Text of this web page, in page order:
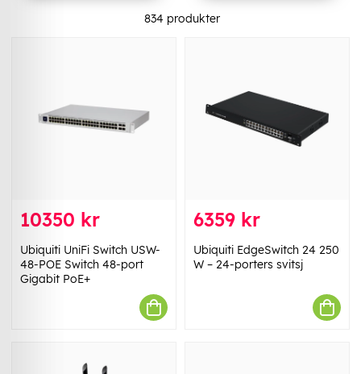
834 produkter
10350 kr
Ubiquiti UniFi Switch USW-
48-POE Switch 48-port
Gigabit PoE+
6359 kr
Ubiquiti EdgeSwitch 24 250
W – 24-porters svitsj